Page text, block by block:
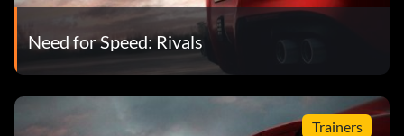
Need for Speed: Rivals
Trainers